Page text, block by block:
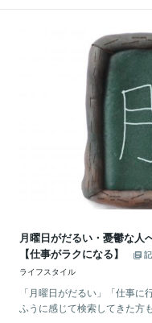
月曜日がだるい・憂鬱な人
【仕事がラクになる】
ライフスタイル
「月曜日がだるい」「仕事
ふうに感じて検索してきた方